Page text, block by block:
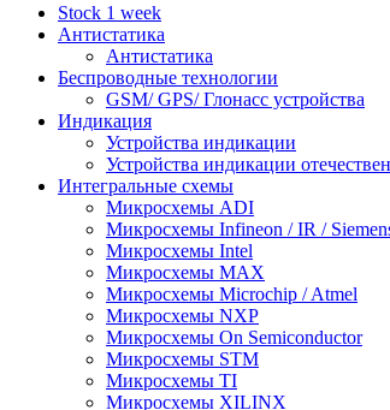
Stock 1 week
Антистатика
Антистатика
Беспроводные технологии
GSM/ GPS/ Глонасс устройства
Индикация
Устройства индикации
Устройства индикации
Интегральные схемы
Микросхемы ADI
Микросхемы Infineon / IR /
Микросхемы Intel
Микросхемы MAX
Микросхемы Microchip / Atmel
Микросхемы NXP
Микросхемы On Semiconductor
Микросхемы STM
Микросхемы TI
Микросхемы XILINX